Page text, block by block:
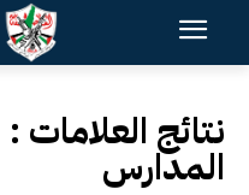
نتائج العلامات :
المدارس